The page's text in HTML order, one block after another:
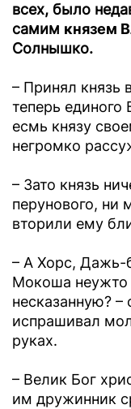
всех, было
самим князем
Солнышко.
– Принял князь
теперь
есмь князу
негромко
– Зато князь
перунового, ни
вторили ему
– А Хорс, Дажь-
Мокоша неужто
несказанную? –
испрашивал
руках.
– Велик Бог
им дружинник